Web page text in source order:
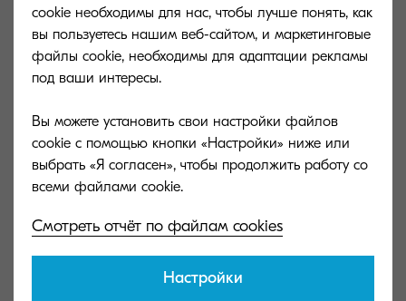
Warm-up time
Не более 15 секунд с момента
включения
Power consumption
Печать: 620 Вт В режиме ожидания: 8
Вт В спящем режиме: 0,8 Вт
Стандартная гарантия сроком на 2
года. Гарантия компании KYOCERA на
cookie необходимы для нас, чтобы лучше понять, как
вы пользуетесь нашим веб-сайтом, и маркетинговые
файлы cookie, необходимы для адаптации рекламы
под ваши интересы.
Вы можете установить свои настройки файлов
cookie с помощью кнопки «Настройки» ниже или
выбрать «Я согласен», чтобы продолжить работу со
Смотреть отчёт по файлам cookies
Настройки